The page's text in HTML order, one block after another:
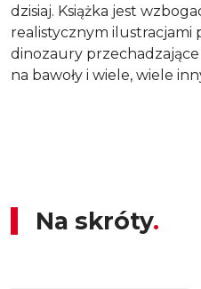
dzisiaj. Książka jest
realistycznym ilustracjami
dinozaury
na bawoły i wiele, wiele
Na skróty